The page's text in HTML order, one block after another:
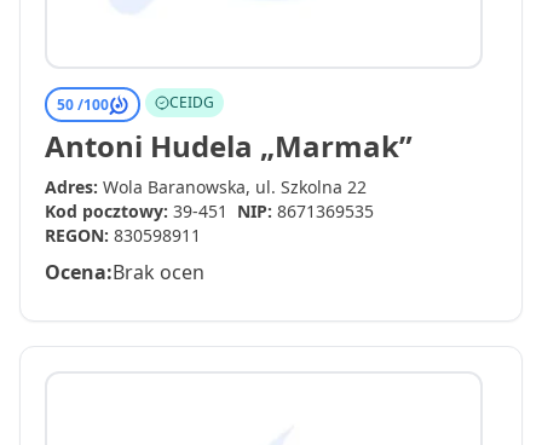
50 /100 CEIDG
Antoni Hudela „Marmak”
Adres: Wola Baranowska, ul. Szkolna 22
Kod pocztowy: 39-451 NIP: 8671369535
REGON: 830598911
Ocena:Brak ocen